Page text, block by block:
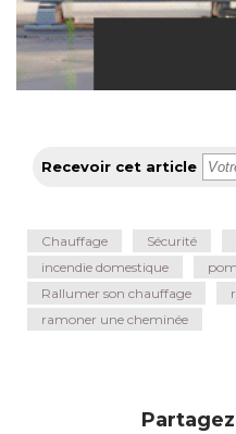
Recevoir cet article
Chauffage Sécurité
incendie domestique
Rallumer son chauffage
ramoner une cheminée